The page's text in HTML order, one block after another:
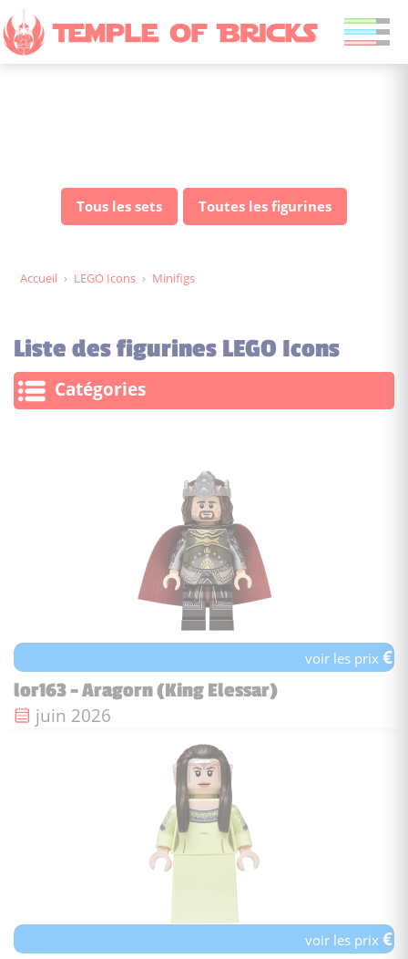
Tous les sets Toutes les figurines
Accueil › LEGO Icons › Minifigs
Liste des figurines LEGO Icons
Catégories
voir les prix€
lor163 - Aragorn (King Elessar)
Date de sortie :
juin 2026
voir les prix€